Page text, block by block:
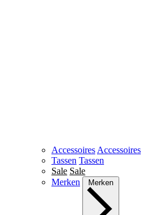
Accessoires Accessoires
Tassen Tassen
Sale Sale
Merken
Merken